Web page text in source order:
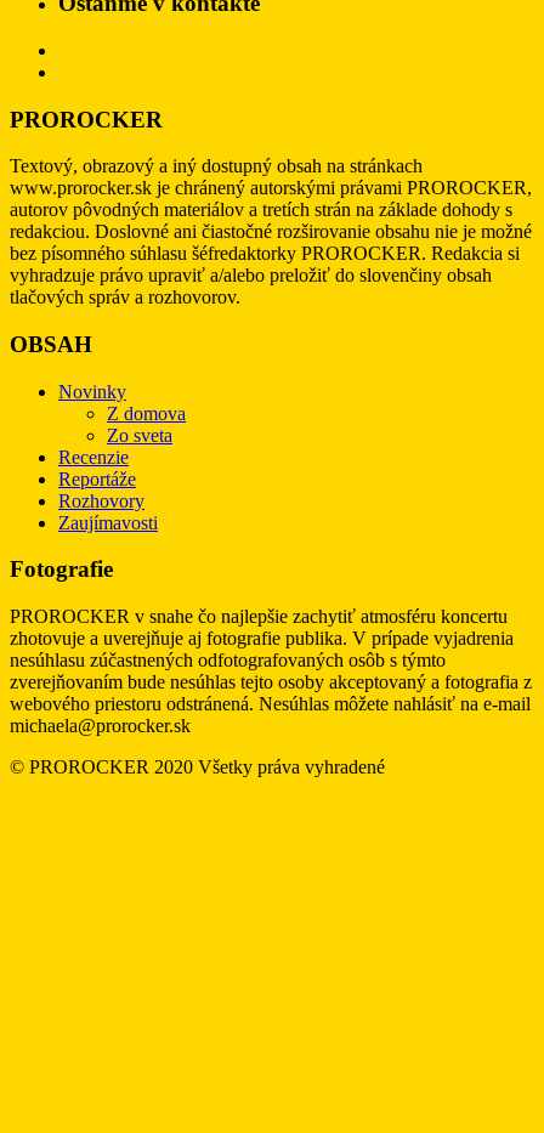
PROROCKER
Textový, obrazový a iný dostupný obsah na stránkach
www.prorocker.sk je chránený autorskými právami PROROCKER,
autorov pôvodných materiálov a tretích strán na základe dohody s
redakciou. Doslovné ani čiastočné rozširovanie obsahu nie je možné
bez písomného súhlasu šéfredaktorky PROROCKER. Redakcia si
vyhradzuje právo upraviť a/alebo preložiť do slovenčiny obsah
tlačových správ a rozhovorov.
OBSAH
Novinky
Z domova
Zo sveta
Recenzie
Reportáže
Rozhovory
Zaujímavosti
Fotografie
PROROCKER v snahe čo najlepšie zachytiť atmosféru koncertu
zhotovuje a uverejňuje aj fotografie publika. V prípade vyjadrenia
nesúhlasu zúčastnených odfotografovaných osôb s týmto
zverejňovaním bude nesúhlas tejto osoby akceptovaný a fotografia z
webového priestoru odstránená. Nesúhlas môžete nahlásiť na e-mail
michaela@prorocker.sk
© PROROCKER 2020 Všetky práva vyhradené